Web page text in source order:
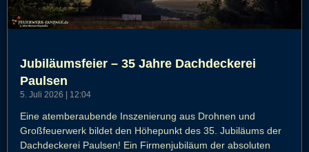
Jubiläumsfeier – 35 Jahre Dachdeckerei
Paulsen
5. Juli 2026 12:04
Eine atemberaubende Inszenierung aus Drohnen und
Großfeuerwerk bildet den Höhepunkt des 35. Jubiläums der
Dachdeckerei Paulsen! Ein Firmenjubiläum der absoluten